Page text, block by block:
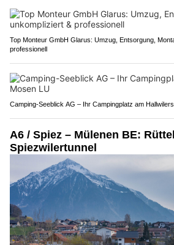
Top Monteur GmbH Glarus: Umzug, Entsorgung,
professionell
Camping-Seeblick AG – Ihr Campingplatz am
A6 / Spiez – Mülenen BE:
Spiezwilertunnel